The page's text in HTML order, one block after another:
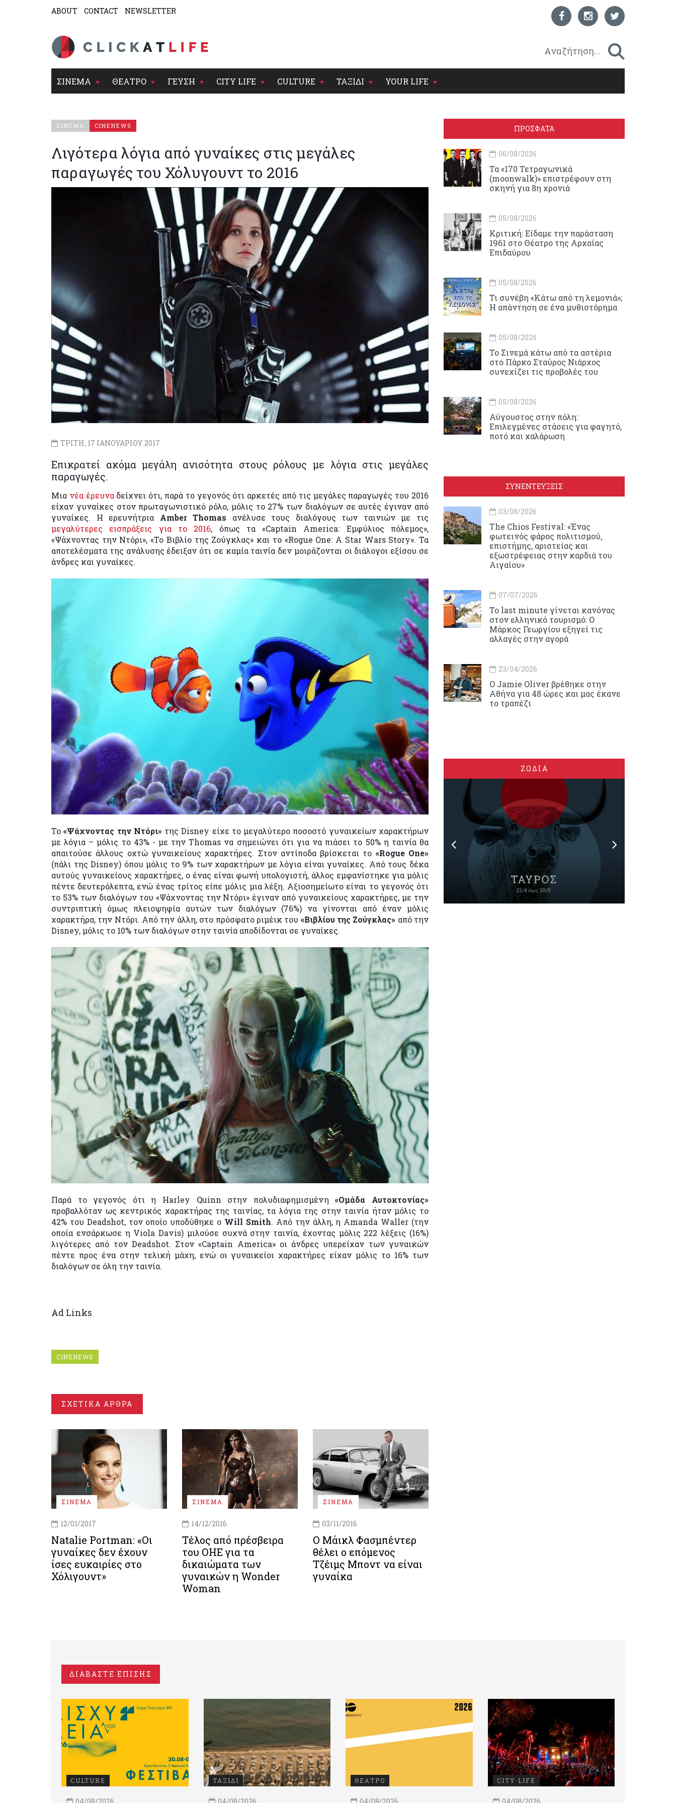
ABOUT CONTACT NEWSLETTER
ΣΙΝΕΜΑ ΘΕΑΤΡΟ ΓΕΥΣΗ CITY LIFE CULTURE ΤΑΞΙΔΙ YOUR LIFE
ΣΙΝΕΜΑ CINENEWS
Λιγότερα λόγια από γυναίκες στις μεγάλες
παραγωγές του Χόλυγουντ το 2016
ΤΡΙΤΗ, 17 ΙΑΝΟΥΑΡΙΟΥ 2017
Επικρατεί ακόμα μεγάλη ανισότητα στους ρόλους με λόγια στις μεγάλες
παραγωγές.
Μια νέα έρευναδείχνει ότι, παρά το γεγονός ότι αρκετές από τις μεγάλες παραγωγές του 2016
είχαν γυναίκες στον πρωταγωνιστικό ρόλο, μόλις το 27% των διαλόγων σε αυτές έγιναν από
γυναίκες. Η ερευνήτρια Amber Thomas ανέλυσε τους διαλόγους των ταινιών με τις
μεγαλύτερες εισπράξεις για το 2016, όπως τα
«Captain America: Εμφύλιος πόλεμος»,
«Ψάχνοντας την Ντόρι», «Το Βιβλίο της Ζούγκλας» και το «Rogue One: A Star Wars Story». Τα
αποτελέσματα της ανάλυσης έδειξαν ότι σε καμία ταινία δεν μοιράζονται οι διάλογοι εξίσου σε
άνδρες και γυναίκες.
Το«Ψάχνοντας την Ντόρι» της Disney είχε το μεγαλύτερο ποσοστό γυναικείων χαρακτήρων
με λόγια – μόλις το 43% - με την Thomas να σημειώνει ότι για να πιάσει το 50% η ταινία θα
απαιτούσε άλλους οχτώ γυναικείους χαρακτήρες. Στον αντίποδα βρίσκεται το «Rogue One»
(πάλι της Disney) όπου μόλις το 9% των χαρακτήρων με λόγια είναι γυναίκες. Από τους δέκα
αυτούς γυναικείους χαρακτήρες, ο ένας είναι φωνή υπολογιστή, άλλος εμφανίστηκε για μόλις
πέντε δευτερόλεπτα, ενώ ένας τρίτος είπε μόλις μια λέξη. Αξιοσημείωτο είναι το γεγονός ότι
το 53% των διαλόγων του «Ψάχνοντας την Ντόρι» έγιναν από γυναικείους χαρακτήρες, με την
συντριπτική όμως πλειοψηφία αυτών των διαλόγων (76%) να γίνονται από έναν μόλις
χαρακτήρα, την Ντόρι. Από την άλλη, στο πρόσφατο ριμέικ του «Βιβλίου της Ζούγκλας» από την
Disney, μόλις το 10% των διαλόγων στην ταινία αποδίδονται σε γυναίκες.
Παρά το γεγονός ότι η Harley Quinn στην πολυδιαφημισμένη«Ομάδα Αυτοκτονίας»
προβαλλόταν ως κεντρικός χαρακτήρας της ταινίας, τα λόγια της στην ταινία ήταν μόλις το
42% του Deadshot, τον οποίο υποδύθηκε ο Will Smith. Από την άλλη, η Amanda Waller (την
οποία ενσάρκωσε η Viola Davis) μιλούσε συχνά στην ταινία, έχοντας μόλις 222 λέξεις (16%)
λιγότερες από τον Deadshot. Στον «Captain America» οι άνδρες υπερείχαν των γυναικών
πέντε προς ένα στην τελική μάχη, ενώ οι γυναικείοι χαρακτήρες είχαν μόλις το 16% των
διαλόγων σε όλη την ταινία.
Ad Links
CINENEWS
ΣΧΕΤΙΚΑ ΑΡΘΡΑ
ΣΙΝΕΜΑ
12/01/2017
Natalie Portman: «Οι
γυναίκες δεν έχουν
ίσες ευκαιρίες στο
Χόλιγουντ»
ΣΙΝΕΜΑ
14/12/2016
Τέλος από πρέσβειρα
του ΟΗΕ για τα
δικαιώματα των
γυναικών η Wonder
Woman
ΣΙΝΕΜΑ
03/11/2016
Ο Μάικλ Φασμπέντερ
θέλει ο επόμενος
Τζέιμς Μποντ να είναι
γυναίκα
ΠΡΟΣΦΑΤΑ
06/08/2026
Τα «170 Τετραγωνικά
(moonwalk)» επιστρέφουν στη
σκηνή για 8η χρονιά
05/08/2026
Κριτική: Είδαμε την παράσταση
1961 στο Θέατρο της Αρχαίας
Επιδαύρου
05/08/2026
Τι συνέβη «Κάτω από τη λεμονιά»;
Η απάντηση σε ένα μυθιστόρημα
05/08/2026
To Σινεμά κάτω από τα αστέρια
στο Πάρκο Σταύρος Νιάρχος
συνεχίζει τις προβολές του
05/08/2026
Αύγουστος στην πόλη:
Επιλεγμένες στάσεις για φαγητό,
ποτό και χαλάρωση
ΣΥΝΕΝΤΕΥΞΕΙΣ
03/08/2026
Τhe Chios Festival: «Ένας
φωτεινός φάρος πολιτισμού,
επιστήμης, αριστείας και
εξωστρέφειας στην καρδιά του
Αιγαίου»
07/07/2026
Το last minute γίνεται κανόνας
στον ελληνικό τουρισμό: Ο
Μάρκος Γεωργίου εξηγεί τις
αλλαγές στην αγορά
23/04/2026
Ο Jamie Oliver βρέθηκε στην
Αθήνα για 48 ώρες και μας έκανε
το τραπέζι
ΖΩΔΙΑ
ΔΙΑΒΑΣΤΕ ΕΠΙΣΗΣ
CULTURE
04/08/2026
ΤΑΞΙΔΙ
04/08/2026
ΘΕΑΤΡΟ
04/08/2026
CITY LIFE
04/08/2026